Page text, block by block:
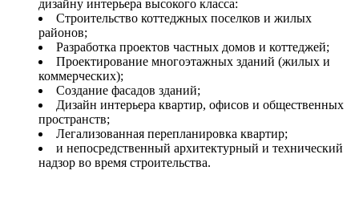
дизайну интерьера высокого класса:
Строительство коттеджных поселков и жилых
районов;
Разработка проектов частных домов и коттеджей;
Проектирование многоэтажных зданий (жилых и
коммерческих);
Создание фасадов зданий;
Дизайн интерьера квартир, офисов и общественных
пространств;
Легализованная перепланировка квартир;
и непосредственный архитектурный и технический
надзор во время строительства.